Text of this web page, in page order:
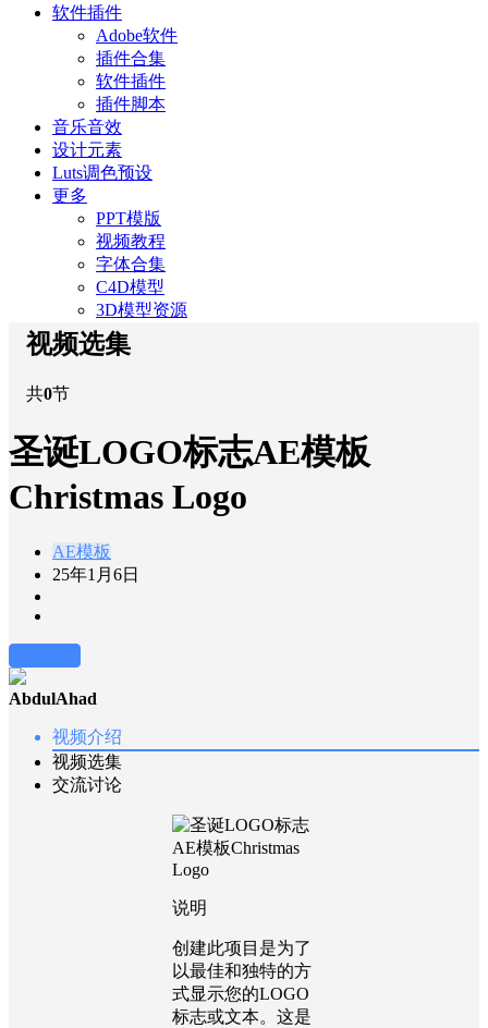
软件插件
Adobe软件
插件合集
软件插件
插件脚本
音乐音效
设计元素
Luts调色预设
更多
PPT模版
视频教程
字体合集
C4D模型
3D模型资源
视频选集
共0节
圣诞LOGO标志AE模板
Christmas Logo
AE模板
25年1月6日
AbdulAhad
视频介绍
视频选集
交流讨论
说明
创建此项目是为了
以最佳和独特的方
式显示您的LOGO
标志或文本。这是